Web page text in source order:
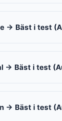
→ Bäst i test
→ Bäst i test
→ Bäst i test